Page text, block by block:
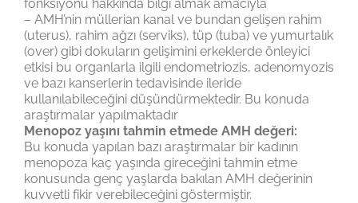
fonksiyonu hakkında bilgi almak amacıyla
– AMH’nin müllerian kanal ve bundan gelişen rahim
(uterus), rahim ağzı (serviks), tüp (tuba) ve yumurtalık
(over) gibi dokuların gelişimini erkeklerde önleyici
etkisi bu organlarla ilgili endometriozis, adenomyozis
ve bazı kanserlerin tedavisinde ileride
kullanılabileceğini düşündürmektedir. Bu konuda
araştırmalar yapılmaktadır
Menopoz yaşını tahmin etmede AMH değeri:
Bu konuda yapılan bazı araştırmalar bir kadının
menopoza kaç yaşında gireceğini tahmin etme
konusunda genç yaşlarda bakılan AMH değerinin
kuvvetli fikir verebileceğini göstermiştir.